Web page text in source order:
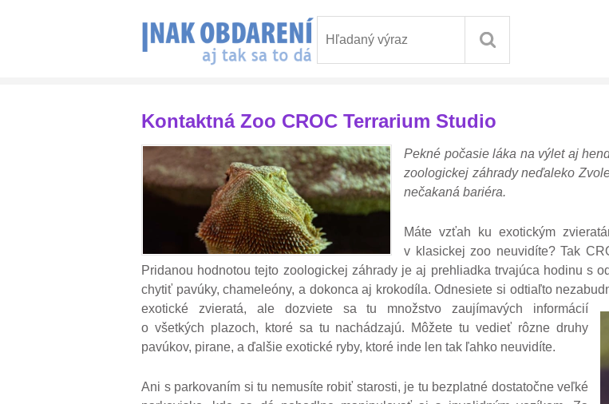
Kontaktná Zoo CROC Terrarium Studio
Pekné počasie láka na výlet aj
zoologickej záhrady neďaleko
nečakaná bariéra.
Máte vzťah ku exotickým
v klasickej zoo neuvidíte? Tak
Pridanou hodnotou tejto zoologickej záhrady je aj prehliadka trvajúca hodinu s
chytiť pavúky, chameleóny, a dokonca aj krokodíla. Odnesiete si odtiaľto
exotické zvieratá, ale dozviete sa tu množstvo zaujímavých informácií
o všetkých plazoch, ktoré sa tu nachádzajú. Môžete tu vedieť rôzne druhy
pavúkov, pirane, a ďalšie exotické ryby, ktoré inde len tak ľahko neuvidíte.
Ani s parkovaním si tu nemusíte robiť starosti, je tu bezplatné dostatočne veľké